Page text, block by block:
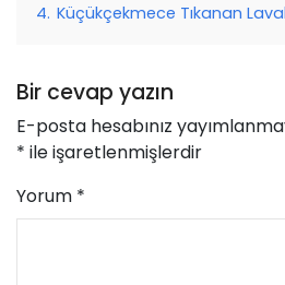
4. Küçükçekmece Tıkanan
Bir cevap yazın
E-posta hesabınız
* ile işaretlenmişlerdir
Yorum *